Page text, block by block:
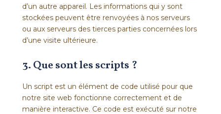
d’un autre appareil. Les informations qui y sont
stockées peuvent être renvoyées à nos serveurs
ou aux serveurs des tierces parties concernées lors
d’une visite ultérieure.
3. Que sont les scripts ?
Un script est un élément de code utilisé pour que
notre site web fonctionne correctement et de
manière interactive. Ce code est exécuté sur notre